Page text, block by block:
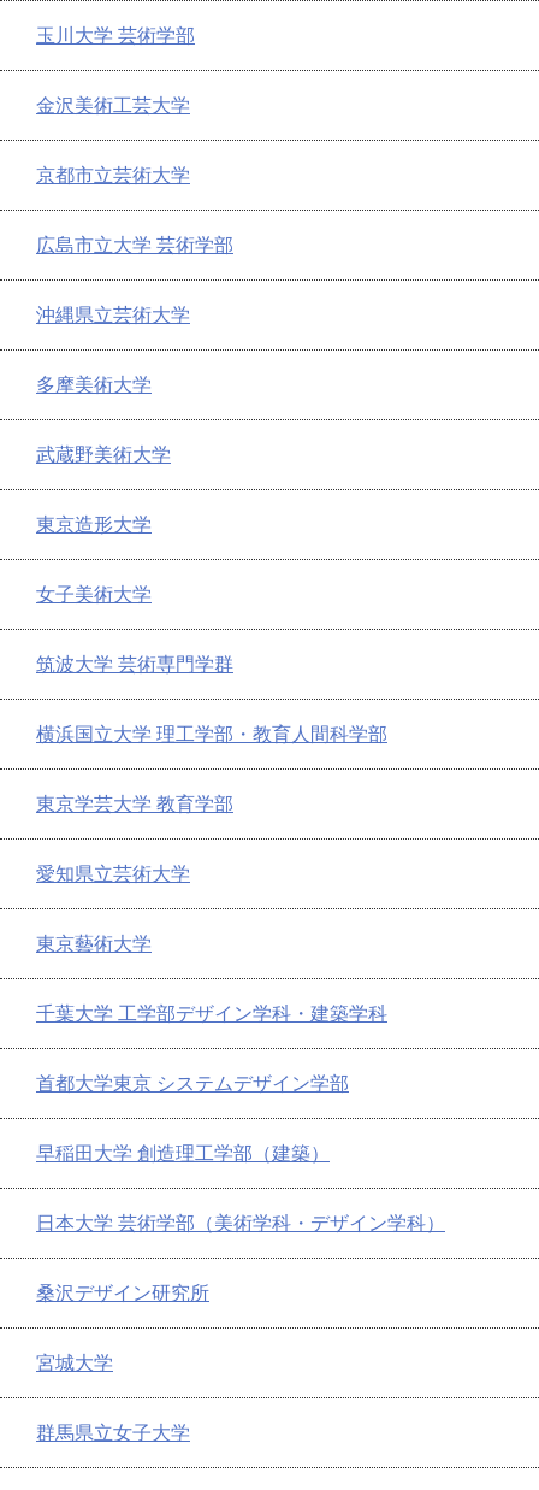
玉川大学 芸術学部
金沢美術工芸大学
京都市立芸術大学
広島市立大学 芸術学部
沖縄県立芸術大学
多摩美術大学
武蔵野美術大学
東京造形大学
女子美術大学
筑波大学 芸術専門学群
横浜国立大学 理工学部・教育人間科学部
東京学芸大学 教育学部
愛知県立芸術大学
東京藝術大学
千葉大学 工学部デザイン学科・建築学科
首都大学東京 システムデザイン学部
早稲田大学 創造理工学部（建築）
日本大学 芸術学部（美術学科・デザイン学科）
桑沢デザイン研究所
宮城大学
群馬県立女子大学